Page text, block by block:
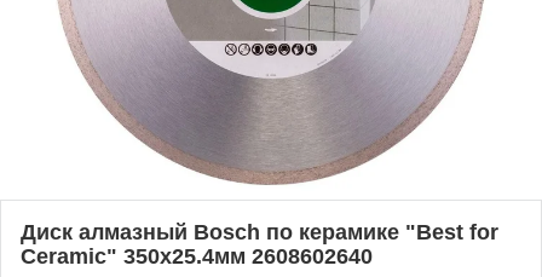
Диск алмазный Bosch по керамике "Best for
Ceramic" 350х25.4мм 2608602640